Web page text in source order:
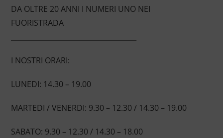
DA OLTRE 20 ANNI I NUMERI UNO NEI
FUORISTRADA
I NOSTRI ORARI:
LUNEDI: 14.30 – 19.00
MARTEDI / VENERDI: 9.30 – 12.30 / 14.30 – 19.00
SABATO: 9.30 – 12.30 / 14.30 – 18.00